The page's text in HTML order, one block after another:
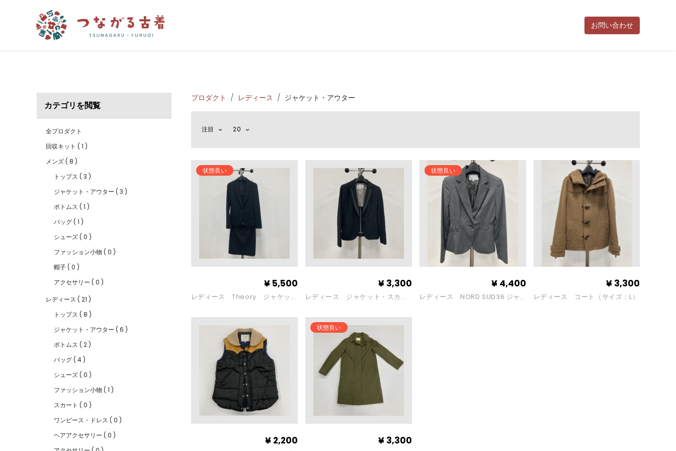
利用規約 ポイント規約
お問い合わせ
カテゴリを閲覧
全プロダクト
回収キット ( 1 )
メンズ( 8 )
トップス ( 3 )
ジャケット・アウター ( 3 )
ボトムス ( 1 )
バッグ( 1 )
シューズ( 0 )
ファッション小物 ( 0 )
帽子( 0 )
アクセサリー ( 0 )
レディース ( 21 )
トップス ( 8 )
ジャケット・アウター ( 6 )
ボトムス ( 2 )
バッグ( 4 )
シューズ( 0 )
ファッション小物 ( 1 )
スカート ( 0 )
ワンピース・ドレス ( 0 )
ヘアアクセサリー ( 0 )
プロダクト レディース ジャケット・アウター
注目 20
状態良い
レディース Theory ジャケッ
¥ 5,500
レディース ジャケット・スカー
¥ 3,300
状態良い
レディース NORD SUD36 ジャ
¥ 4,400
レディース コート（サイズ：L）
¥ 3,300
¥ 2,200
状態良い
¥ 3,300